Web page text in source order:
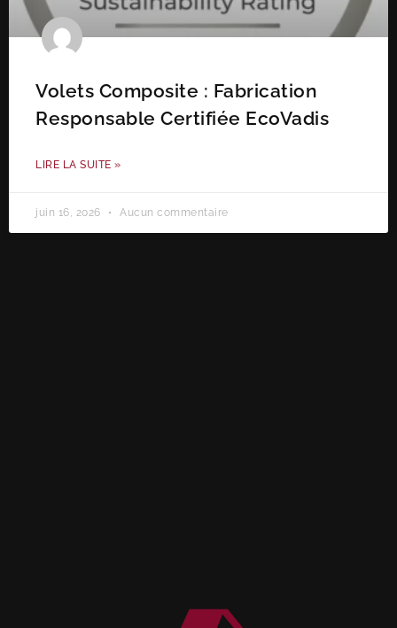
Volets Composite : Fabrication
Responsable Certifiée EcoVadis
LIRE LA SUITE »
juin 16, 2026 Aucun commentaire